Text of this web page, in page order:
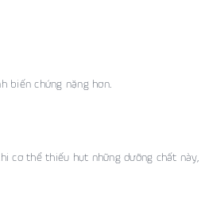
biến chứng nặng hơn.
cơ thể thiếu hụt những dưỡng chất